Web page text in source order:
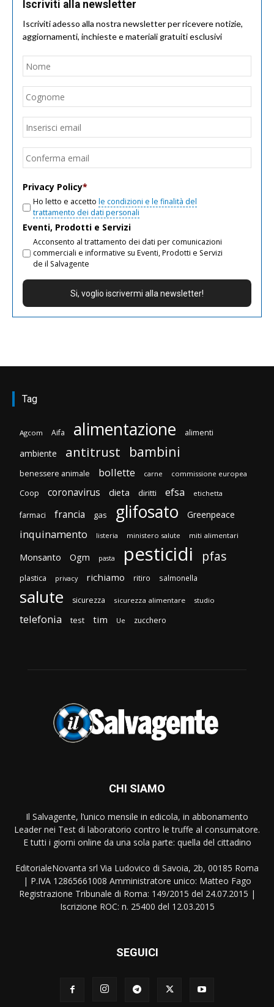
Iscriviti alla newsletter
Iscriviti adesso alla nostra newsletter per ricevere notizie,
aggiornamenti, inchieste e materiali gratuiti esclusivi
Nome
Email
Privacy Policy*
Ho letto e accetto le condizioni e le finalità del
trattamento dei dati personali
Eventi, Prodotti e Servizi
Acconsento al trattamento dei dati per comunicazioni
commerciali e informative su Eventi, Prodotti e Servizi
de il Salvagente
Tag
Agcom Aifa alimentazione alimenti
ambiente antitrust bambini
benessere animale bollette carne commissione europea
Coop coronavirus dieta diritti efsa etichetta
farmaci francia gas glifosato Greenpeace
inquinamento listeria ministero salute miti alimentari
Monsanto Ogm pasta pesticidi pfas
plastica privacy richiamo ritiro salmonella
salute sicurezza sicurezza alimentare studio
telefonia test tim Ue zucchero
CHI SIAMO
Il Salvagente, l’unico mensile in edicola, in abbonamento
Leader nei Test di laboratorio contro le truffe al consumatore.
E tutti i giorni online da una sola parte: quella del cittadino
EditorialeNovanta srl Via Ludovico di Savoia, 2b, 00185 Roma
| P.IVA 12865661008 Amministratore unico: Matteo Fago
Registrazione Tribunale di Roma: 149/2015 del 24.07.2015 |
Iscrizione ROC: n. 25400 del 12.03.2015
SEGUICI